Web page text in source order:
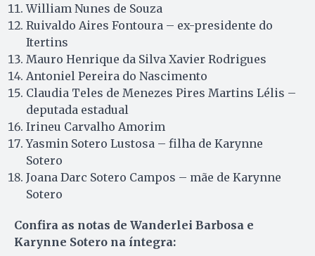
William Nunes de Souza
Ruivaldo Aires Fontoura – ex-presidente do
Itertins
Mauro Henrique da Silva Xavier Rodrigues
Antoniel Pereira do Nascimento
Claudia Teles de Menezes Pires Martins Lélis –
deputada estadual
Irineu Carvalho Amorim
Yasmin Sotero Lustosa – filha de Karynne
Sotero
Joana Darc Sotero Campos – mãe de Karynne
Sotero
Confira as notas de Wanderlei Barbosa e
Karynne Sotero na íntegra: